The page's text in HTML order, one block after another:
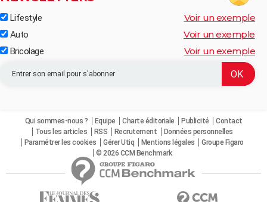
Lifestyle Voir un exemple
Auto Voir un exemple
Bricolage Voir un exemple
Qui sommes-nous ? Equipe Charte éditoriale Publicité
Contact
Tous les articles
RSS Recrutement
Données personnelles
Paramétrer les cookies
Gérer Utiq Mentions légales
Groupe Figaro
© 2026 CCM Benchmark